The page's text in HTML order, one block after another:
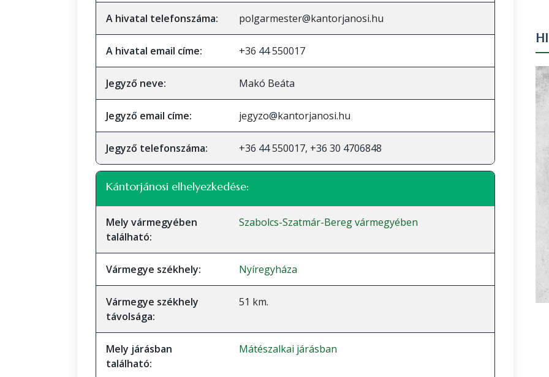
A hivatal telefonszáma: polgarmester@kantorjanosi.hu
A hivatal email címe: +36 44 550017
Jegyző neve: Makó Beáta
Jegyző email címe: jegyzo@kantorjanosi.hu
Jegyző telefonszáma: +36 44 550017, +36 30 4706848
Kántorjánosi elhelyezkedése:
Mely vármegyében
található:
Szabolcs-Szatmár-Bereg vármegyében
Vármegye székhely: Nyíregyháza
Vármegye székhely
távolsága:
51 km.
Mely járásban
található:
Mátészalkai járásban